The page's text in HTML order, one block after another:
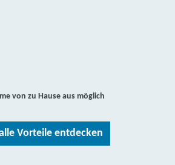
von zu Hause aus möglich
Vorteile entdecken